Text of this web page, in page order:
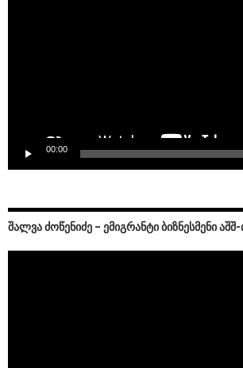
00:00
ᲨᲐᲚᲕᲐ ᲫᲝᲬᲔᲜᲘᲫᲔ – ᲔᲛᲘᲒᲠᲐᲜᲢᲘ ᲑᲘᲖᲜᲔᲡᲛᲔᲜᲘ